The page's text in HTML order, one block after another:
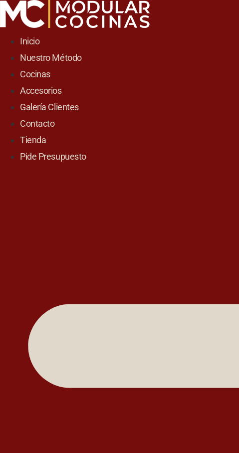
Skip
contentInicio
Nuestro Método
Cocinas
Accesorios
Galería Clientes
Contacto
Tienda
Pide Presupuesto